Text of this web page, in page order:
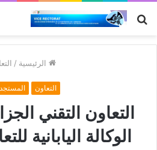
بحث
الرئيسية /
التعاون
التعاون التقني
الوكالة اليابانية